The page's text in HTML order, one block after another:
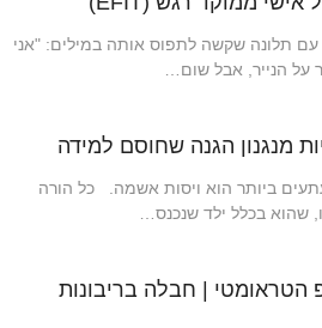
עם תלונה שקשה לתפוס אותה במילים: "אני
הנייר, אבל שום…
מנגנון הגנה שחוסם למידה
ביותר הוא ויסות אשמה. כל הורה
שהוא בכלל ילד שנכנס…
הטראומטי | חבלה בריבונות